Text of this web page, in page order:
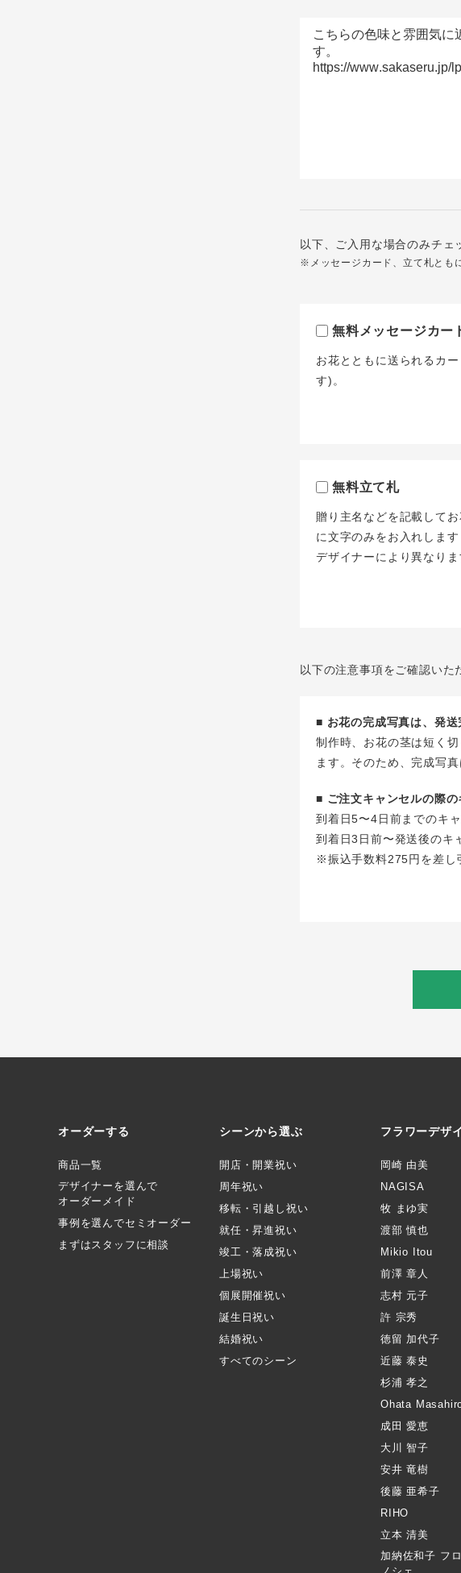
以下、ご入用な場合のみチェ
※メッセージカード、立て札とも
無料メッセージカー
お花とともに送られるカ
す)。
無料立て札
贈り主名などを記載して
に文字のみをお入れしま
デザイナーにより異なりま
以下の注意事項をご確認いた
■ お花の完成写真は、発
制作時、お花の茎は短く
ます。そのため、完成写
■ ご注文キャンセルの際
到着日5〜4日前までのキ
到着日3日前〜発送後のキ
※振込手数料275円を差し
オーダーする
商品一覧
デザイナーを選んで
オーダーメイド
事例を選んでセミオーダー
まずはスタッフに相談
シーンから選ぶ
開店・開業祝い
周年祝い
移転・引越し祝い
就任・昇進祝い
竣工・落成祝い
上場祝い
個展開催祝い
誕生日祝い
結婚祝い
すべてのシーン
フラワーデザ
岡崎 由美
NAGISA
牧 まゆ実
渡部 慎也
Mikio Itou
前澤 章人
志村 元子
許 宗秀
徳留 加代子
近藤 泰史
杉浦 孝之
Ohata
成田 愛恵
大川 智子
安井 竜樹
後藤 亜希子
RIHO
立本 清美
加納佐和子 フ